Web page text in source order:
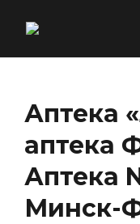
Аптека
аптека
Аптека
Минск-